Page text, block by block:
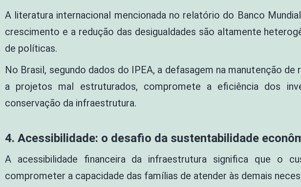
A literatura internacional mencionada no relatório do Banco
crescimento e a redução das desigualdades são altamente
de políticas.
No Brasil, segundo dados do IPEA, a defasagem na manutenção
a projetos mal estruturados, compromete a eficiência dos
conservação da infraestrutura.
4. Acessibilidade: o desafio da sustentabilidade
A acessibilidade financeira da infraestrutura significa que o
comprometer a capacidade das famílias de atender às demais